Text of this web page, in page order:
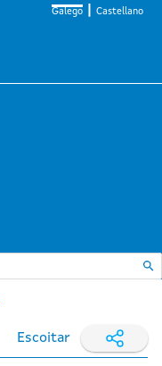
Galego Castellano
Escoitar